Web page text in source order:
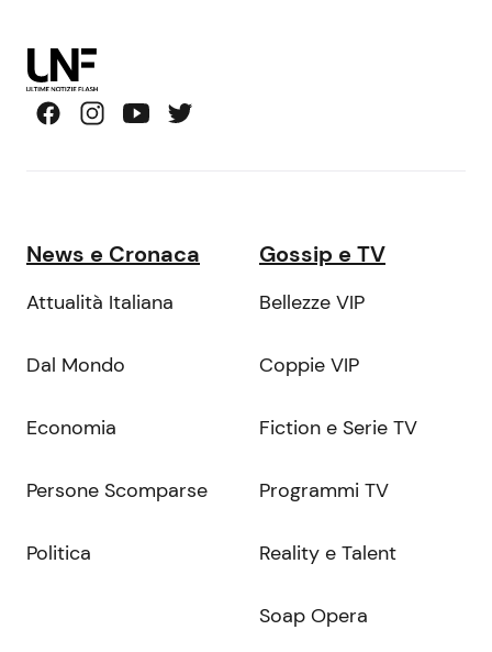
News e Cronaca
Attualità Italiana
Dal Mondo
Economia
Persone Scomparse
Politica
Gossip e TV
Bellezze VIP
Coppie VIP
Fiction e Serie TV
Programmi TV
Reality e Talent
Soap Opera